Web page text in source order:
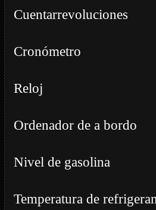
Cuentarrevoluciones
Cronómetro
Reloj
Ordenador de a bordo
Nivel de gasolina
Temperatura de